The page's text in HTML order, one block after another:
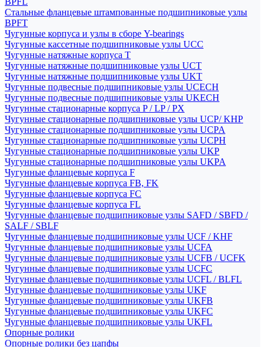
Стальные фланцевые штампованные подшипниковые узлы
BPFT
Чугунные корпуса и узлы в сборе Y-bearings
Чугунные кассетные подшипниковые узлы UCC
Чугунные натяжные корпуса T
Чугунные натяжные подшипниковые узлы UCT
Чугунные натяжные подшипниковые узлы UKT
Чугунные подвесные подшипниковые узлы UCECH
Чугунные подвесные подшипниковые узлы UKECH
Чугунные стационарные корпуса P / LP / PX
Чугунные стационарные подшипниковые узлы UCP/ KHP
Чугунные стационарные подшипниковые узлы UCPA
Чугунные стационарные подшипниковые узлы UCPH
Чугунные стационарные подшипниковые узлы UKP
Чугунные стационарные подшипниковые узлы UKPA
Чугунные фланцевые корпуса F
Чугунные фланцевые корпуса FB, FK
Чугунные фланцевые корпуса FC
Чугунные фланцевые корпуса FL
Чугунные фланцевые подшипниковые узлы SAFD / SBFD /
SALF / SBLF
Чугунные фланцевые подшипниковые узлы UCF / KHF
Чугунные фланцевые подшипниковые узлы UCFA
Чугунные фланцевые подшипниковые узлы UCFB / UCFK
Чугунные фланцевые подшипниковые узлы UCFC
Чугунные фланцевые подшипниковые узлы UCFL / BLFL
Чугунные фланцевые подшипниковые узлы UKF
Чугунные фланцевые подшипниковые узлы UKFB
Чугунные фланцевые подшипниковые узлы UKFC
Чугунные фланцевые подшипниковые узлы UKFL
Опорные ролики
Опорные ролики без цапфы